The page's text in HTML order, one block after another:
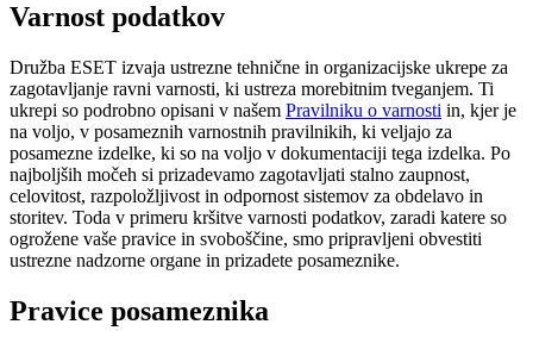
Varnost podatkov
Družba ESET izvaja ustrezne tehnične in organizacijske ukrepe za
zagotavljanje ravni varnosti, ki ustreza morebitnim tveganjem. Ti
ukrepi so podrobno opisani v našem Pravilniku o varnosti in, kjer je
na voljo, v posameznih varnostnih pravilnikih, ki veljajo za
posamezne izdelke, ki so na voljo v dokumentaciji tega izdelka. Po
najboljših močeh si prizadevamo zagotavljati stalno zaupnost,
celovitost, razpoložljivost in odpornost sistemov za obdelavo in
storitev. Toda v primeru kršitve varnosti podatkov, zaradi katere so
ogrožene vaše pravice in svoboščine, smo pripravljeni obvestiti
ustrezne nadzorne organe in prizadete posameznike.
Pravice posameznika